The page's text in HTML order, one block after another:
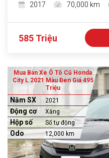
2017
70,000 km
585 Triệu
Mua Bán Xe Ô Tô Cũ Honda
City L 2021 Màu Đen Giá 495
Triệu
Năm SX 2021
Động cơ Xăng
Hộp số Số tự động
Odo 12,000 km